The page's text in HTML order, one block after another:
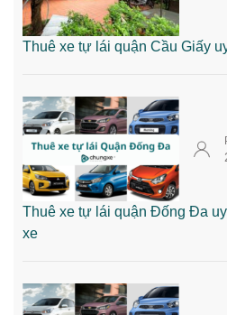
Thuê xe tự lái quận Cầu Giấy
Thuê xe tự lái quận Đống Đa
xe